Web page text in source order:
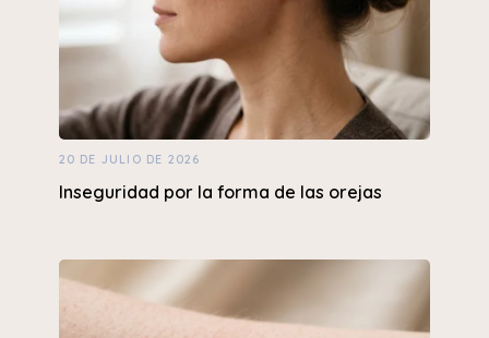
20 DE JULIO DE 2026
Inseguridad por la forma de las orejas